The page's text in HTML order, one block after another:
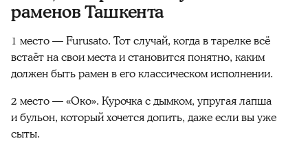
раменов Ташкента
1 место — Furusato. Тот случай, когда в тарелке всё
встаёт на свои места и становится понятно, каким
должен быть рамен в его классическом исполнении.
2 место — «Око». Курочка с дымком, упругая лапша
и бульон, который хочется допить, даже если вы уже
сыты.